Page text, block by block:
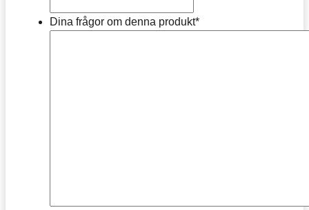
Dina frågor om denna produkt*